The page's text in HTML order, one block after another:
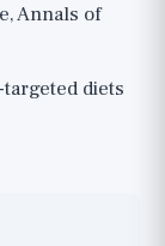
Annals of
diets